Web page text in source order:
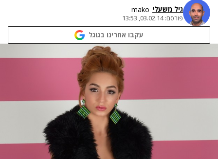
גיל משעלי mako
פורסם:03.02.14, 13:53
עקבו אחרינו בגוגל